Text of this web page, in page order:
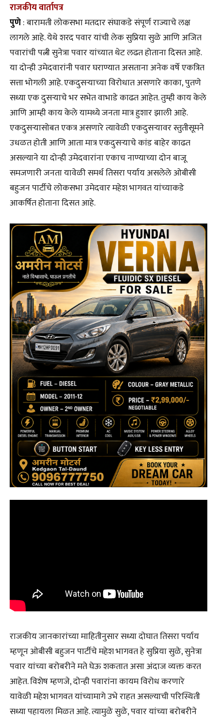
राजकीय वार्तापत्र
पुणे: बारामती लोकसभा मतदार संघाकडे संपूर्ण राज्याचे लक्ष
लागले आहे. येथे शरद पवार यांची लेक सुप्रिया सुळे आणि अजित
पवारांची पत्नी सुनेत्रा पवार यांच्यात थेट लढत होताना दिसत आहे.
या दोन्ही उमेदवारांनी पवार घराण्यात असताना अनेक वर्षे एकत्रित
सत्ता भोगली आहे. एकदुसऱ्याच्या विरोधात असणारे काका, पुतणे
सध्या एक दुसऱ्याचे भर सभेत वाभाडे काढत आहेत. तुम्ही काय केले
आणि आम्ही काय केले यामध्ये जनता मात्र हुशार झाली आहे.
एकदुसऱ्यासोबत एकत्र असणारे त्यावेळी एकदुसऱ्यावर स्तुतीसूमने
उधळत होती आणि आता मात्र एकदुसऱ्याचे कांड बाहेर काढत
असल्याने या दोन्ही उमेदवारांना एकाच नाण्याच्या दोन बाजू
समजणारी जनता यावेळी समर्थ तिसरा पर्याय असलेले ओबीसी
बहुजन पार्टीचे लोकसभा उमेदवार महेश भागवत यांच्याकडे
आकर्षित होताना दिसत आहे.
राजकीय जानकारांच्या माहितीनुसार सध्या दोघात तिसरा पर्याय
म्हणून ओबीसी बहुजन पार्टीचे महेश भागवत हे सुप्रिया सुळे, सुनेत्रा
पवार यांच्या बरोबरीने मते घेऊ शकतात असा अंदाज व्यक्त करत
आहेत. विशेष म्हणजे, दोन्ही पवारांना कायम विरोध करणारे
यावेळी महेश भागवत यांच्यामागे उभे राहत असल्याची परिस्थिती
सध्या पहायला मिळत आहे. त्यामुळे सुळे, पवार यांच्या बरोबरीने